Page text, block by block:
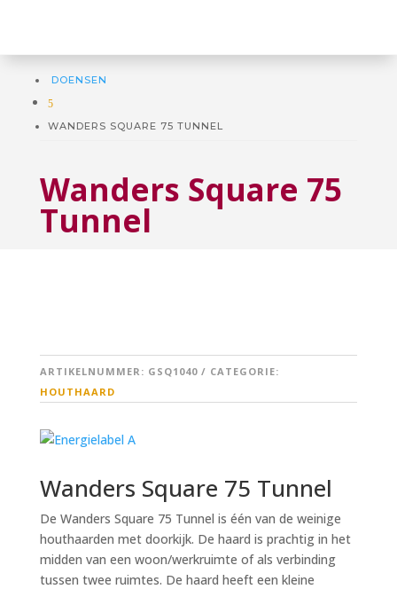
DOENSEN
5
WANDERS SQUARE 75 TUNNEL
Wanders Square 75
Tunnel
ARTIKELNUMMER: GSQ1040
CATEGORIE:
HOUTHAARD
Wanders Square 75 Tunnel
De Wanders Square 75 Tunnel is één van de weinige
houthaarden met doorkijk. De haard is prachtig in het
midden van een woon/werkruimte of als verbinding
tussen twee ruimtes. De haard heeft een kleine